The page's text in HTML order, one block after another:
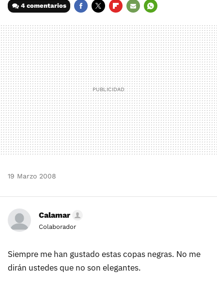
4 comentarios
MAIL
19 Marzo 2008
Calamar
Colaborador
Siempre me han gustado estas copas negras. No me
dirán ustedes que no son elegantes.